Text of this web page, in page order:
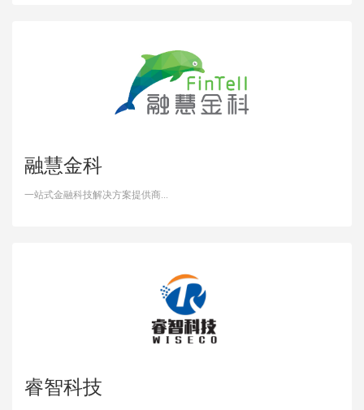
融慧金科
一站式金融科技解决方案提供商...
睿智科技